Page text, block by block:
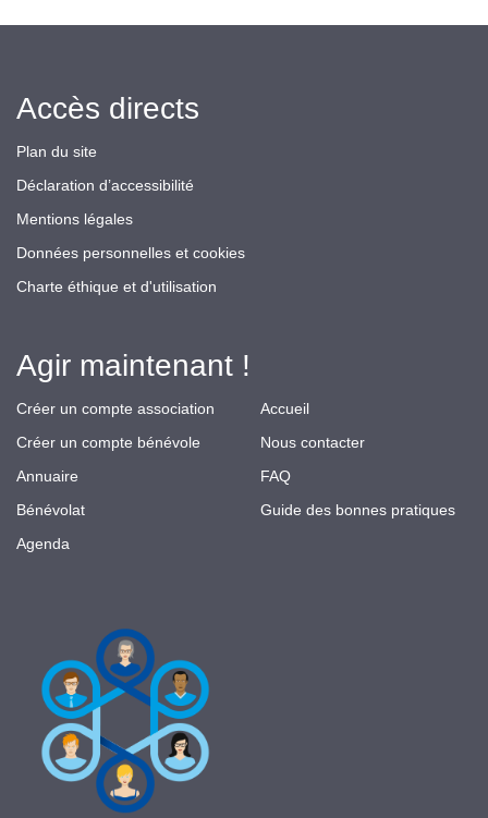
Accès directs
Plan du site
Déclaration d’accessibilité
Mentions légales
Données personnelles et cookies
Charte éthique et d'utilisation
Agir maintenant !
Créer un compte association
Créer un compte bénévole
Annuaire
Bénévolat
Agenda
Accueil
Nous contacter
FAQ
Guide des bonnes pratiques